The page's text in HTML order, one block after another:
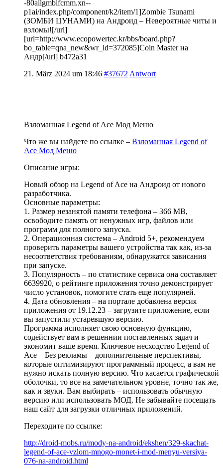
-80ailgmbifcmm.xn--
p1ai/index.php/component/k2/item/1]Zombie Tsunami
(ЗОМБИ ЦУНАМИ) на Андроид – Невероятные читы и
взломы![/url]
[url=http://www.ecopowertec.kr/bbs/board.php?
bo_table=qna_new&wr_id=372085]Coin Master на
Андр[/url] b472a31
21. März 2024 um 18:46 #37672 Antwort
Взломанная Legend of Ace Мод Меню
Что же вы найдете по ссылке – Взломанная Legend of
Ace Мод Меню
Описание игры:
Новый обзор на Legend of Ace на Андроид от нового
разработчика.
Основные параметры:
1. Размер незанятой памяти телефона – 366 MB,
освободите память от ненужных игр, файлов или
программ для полного запуска.
2. Операционная система – Android 5+, рекомендуем
проверить параметры вашего устройства так как, из-за
несоответствия требованиям, обнаружатся зависания
при запуске.
3. Популярность – по статистике сервиса она составляет
6639920, о рейтинге приложения точно демонстрирует
число установок, помогите стать еще популярней.
4. Дата обновления – на портале добавлена версия
приложения от 19.12.23 – загрузите приложение, если
вы запустили устаревшую версию.
Программа исполняет свою основную функцию,
содействует вам в решеннии поставленных задач и
экономит ваше время. Ключевое несходство Legend of
Ace – Без рекламы – дополнительные перспективы,
которые оптимизируют программный процесс, а вам не
нужно искать полную версию. Что касается графической
оболочки, то все на замечательном уровне, точно так же,
как и звуки. Вам выбирать – использовать обычную
версию или использовать МОД. Не забывайте посещать
наш сайт для загрузки отличных приложений.
Переходите по ссылке:
http://droid-mobs.ru/mody-na-android/ekshen/329-skachat-
legend-of-ace-vzlom-mnogo-monet-i-mod-menyu-versiya-
076-na-android.html